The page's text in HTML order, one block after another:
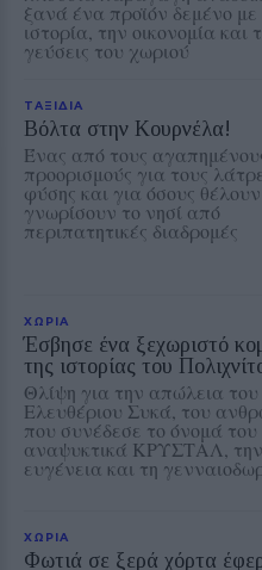
ξανά ένα προϊόν δεμένο με
ιστορία, την οικονομία και
γεύσεις του χωριού
ΤΑΞΙΔΙΑ
Βόλτα στην Κουρνέλα!
Ένας από τους
προορισμούς για τους
φύσης και για όσους
γνωρίσουν το νησί από
περιπατητικές διαδρομές
ΧΩΡΙΑ
Έσβησε ένα ξεχωριστό
της ιστορίας του
Θλίψη για την απώλεια του
Ελευθέριου Συκά, του
που συνέδεσε το όνομά του
αναψυκτικά ΚΡΥΣΤΑΛ, την
ευγένεια και τη
ΧΩΡΙΑ
Φωτιά σε ξερά χόρτα